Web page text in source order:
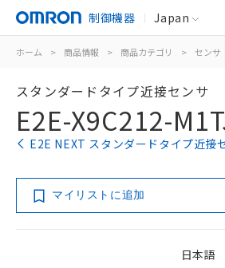
制御機器 Japan
ホーム > 商品情報 > 商品カテゴリ > センサ
スタンダードタイプ近接センサ
E2E-X9C212-
E2E NEXT スタンダードタイプ近接
マイリストに追加
日本語